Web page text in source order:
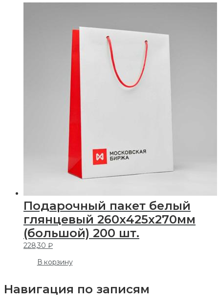
Подарочный пакет белый
глянцевый 260х425х270мм
(большой) 200 шт.
228,30₽
В корзину
Навигация по записям